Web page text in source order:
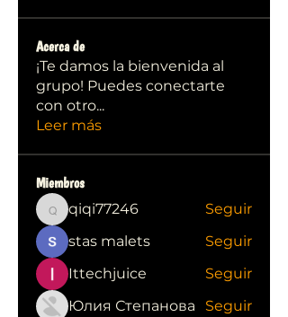
Acerca de
¡Te damos la bienvenida al
grupo! Puedes conectarte
con otro...
Leer más
Miembros
qiqi77246
qiqi77246
Seguir
stas malets
Seguir
Ittechjuice
Seguir
Юлия Степанова
Seguir